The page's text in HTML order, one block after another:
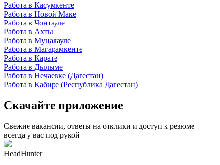
Работа в Касумкенте
Работа в Новой Маке
Работа в Чонтауле
Работа в Ахты
Работа в Муцалауле
Работа в Магарамкенте
Работа в Карате
Работа в Дылыме
Работа в Нечаевке (Дагестан)
Работа в Кабире (Республика Дагестан)
Скачайте приложение
Свежие вакансии, ответы на отклики и доступ к резюме —
всегда у вас под рукой
HeadHunter